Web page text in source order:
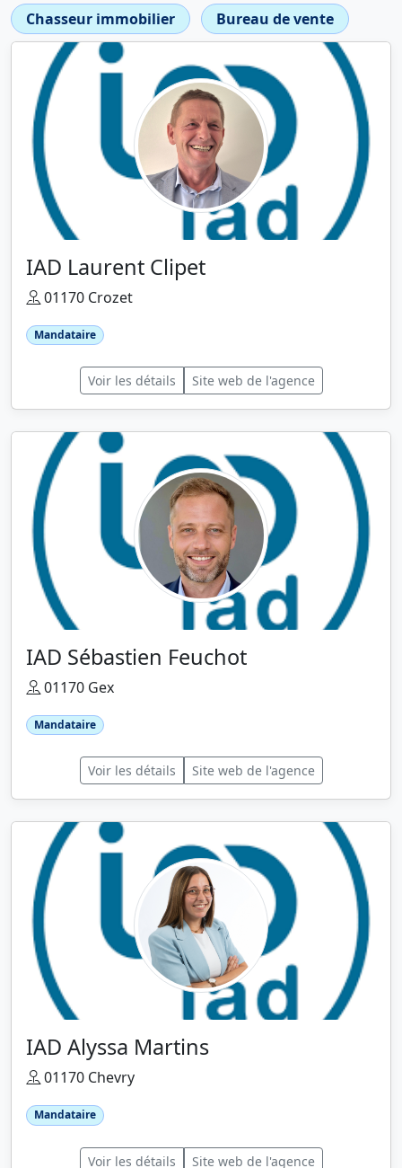
Chasseur immobilier
Bureau de vente
IAD Laurent Clipet
01170 Crozet
Mandataire
Voir les détails Site web de l'agence
IAD Sébastien Feuchot
01170 Gex
Mandataire
Voir les détails Site web de l'agence
IAD Alyssa Martins
01170 Chevry
Mandataire
Voir les détails Site web de l'agence